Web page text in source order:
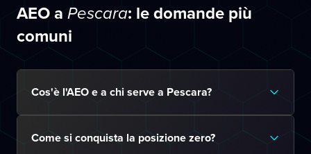
AEO a Pescara: le domande più
comuni
Cos'è l'AEO e a chi serve a Pescara?
Come si conquista la posizione zero?